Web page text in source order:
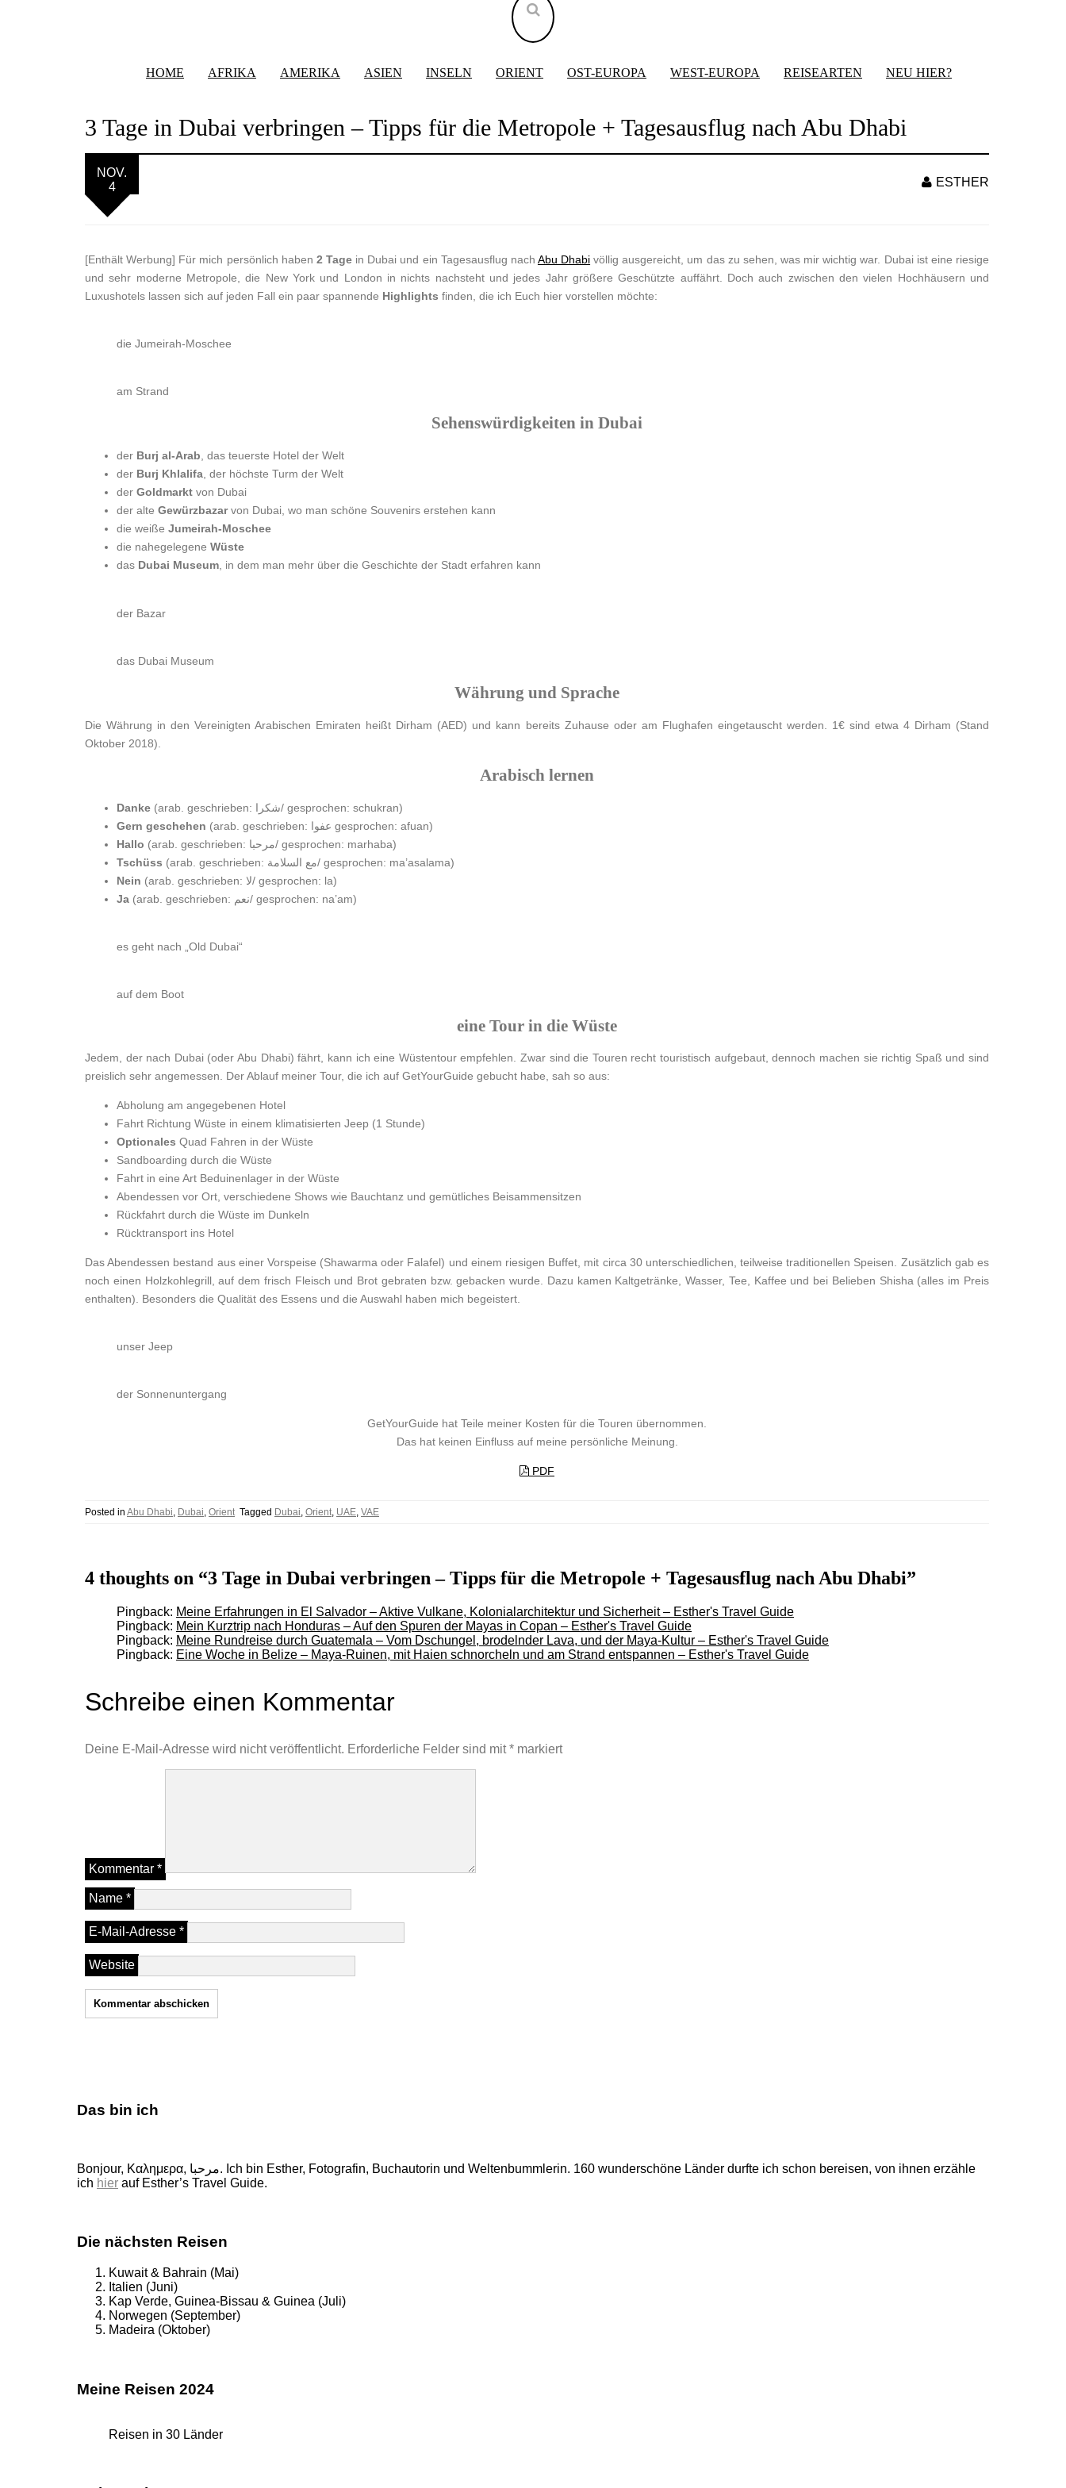
HOME AFRIKA AMERIKA ASIEN INSELN ORIENT OST-EUROPA WEST-EUROPA REISEARTEN NEU HIER?
3 Tage in Dubai verbringen – Tipps für die Metropole + Tagesausflug nach Abu Dhabi
NOV.
4
ESTHER
[Enthält Werbung] Für mich persönlich haben 2 Tagein Dubai und ein Tagesausflug nach Abu Dhabi völlig ausgereicht, um das zu sehen, was mir wichtig war. Dubai ist eine riesige
und sehr moderne Metropole, die New York und London in nichts nachsteht und jedes Jahr größere Geschützte auffährt. Doch auch zwischen den vielen Hochhäusern und
Luxushotels lassen sich auf jeden Fall ein paar spannende Highlights finden, die ich Euch hier vorstellen möchte:
die Jumeirah-Moschee
am Strand
Sehenswürdigkeiten in Dubai
der Burj al-Arab , das teuerste Hotel der Welt
der Burj Khlalifa , der höchste Turm der Welt
der Goldmarkt von Dubai
der alte Gewürzbazarvon Dubai, wo man schöne Souvenirs erstehen kann
die weiße Jumeirah-Moschee
die nahegelegene Wüste
das Dubai Museum , in dem man mehr über die Geschichte der Stadt erfahren kann
der Bazar
das Dubai Museum
Währung und Sprache
Die Währung in den Vereinigten Arabischen Emiraten heißt Dirham (AED) und kann bereits Zuhause oder am Flughafen eingetauscht werden. 1€ sind etwa 4 Dirham (Stand
Oktober 2018).
Arabisch lernen
Danke
(arab. geschrieben: شكرا/ gesprochen: schukran)
Gern geschehen
(arab. geschrieben: عفوا gesprochen: afuan)
Hallo
(arab. geschrieben: مرحبا/ gesprochen: marhaba)
Tschüss
(arab. geschrieben: مع السلامة/ gesprochen: ma’asalama)
Nein
(arab. geschrieben: لا/ gesprochen: la)
Ja
(arab. geschrieben: نعم/ gesprochen: na’am)
es geht nach „Old Dubai“
auf dem Boot
eine Tour in die Wüste
Jedem, der nach Dubai (oder Abu Dhabi) fährt, kann ich eine Wüstentour empfehlen. Zwar sind die Touren recht touristisch aufgebaut, dennoch machen sie richtig Spaß und sind
preislich sehr angemessen. Der Ablauf meiner Tour, die ich auf GetYourGuide gebucht habe, sah so aus:
Abholung am angegebenen Hotel
Fahrt Richtung Wüste in einem klimatisierten Jeep (1 Stunde)
Optionales Quad Fahren in der Wüste
Sandboarding durch die Wüste
Fahrt in eine Art Beduinenlager in der Wüste
Abendessen vor Ort, verschiedene Shows wie Bauchtanz und gemütliches Beisammensitzen
Rückfahrt durch die Wüste im Dunkeln
Rücktransport ins Hotel
Das Abendessen bestand aus einer Vorspeise (Shawarma oder Falafel) und einem riesigen Buffet, mit circa 30 unterschiedlichen, teilweise traditionellen Speisen. Zusätzlich gab es
noch einen Holzkohlegrill, auf dem frisch Fleisch und Brot gebraten bzw. gebacken wurde. Dazu kamen Kaltgetränke, Wasser, Tee, Kaffee und bei Belieben Shisha (alles im Preis
enthalten). Besonders die Qualität des Essens und die Auswahl haben mich begeistert.
unser Jeep
der Sonnenuntergang
GetYourGuide hat Teile meiner Kosten für die Touren übernommen.
Das hat keinen Einfluss auf meine persönliche Meinung.
PDF
Posted in Abu Dhabi, Dubai, Orient Tagged Dubai, Orient, UAE, VAE
4 thoughts on “3 Tage in Dubai verbringen – Tipps für die Metropole + Tagesausflug nach Abu Dhabi”
Pingback: Meine Erfahrungen in El Salvador – Aktive Vulkane, Kolonialarchitektur und Sicherheit – Esther's Travel Guide
Pingback: Mein Kurztrip nach Honduras – Auf den Spuren der Mayas in Copan – Esther's Travel Guide
Pingback: Meine Rundreise durch Guatemala – Vom Dschungel, brodelnder Lava, und der Maya-Kultur – Esther's Travel Guide
Pingback: Eine Woche in Belize – Maya-Ruinen, mit Haien schnorcheln und am Strand entspannen – Esther's Travel Guide
Schreibe einen Kommentar
Deine E-Mail-Adresse wird nicht veröffentlicht. Erforderliche Felder sind mit* markiert
Kommentar *
Name *
E-Mail-Adresse *
Website
Das bin ich
Bonjour, Καλημερα, مرحبا. Ich bin Esther, Fotografin, Buchautorin und Weltenbummlerin. 160 wunderschöne Länder durfte ich schon bereisen, von ihnen erzähle
ich hier auf Esther’s Travel Guide.
Die nächsten Reisen
Kuwait & Bahrain (Mai)
Italien (Juni)
Kap Verde, Guinea-Bissau & Guinea (Juli)
Norwegen (September)
Madeira (Oktober)
Meine Reisen 2024
Reisen in 30 Länder